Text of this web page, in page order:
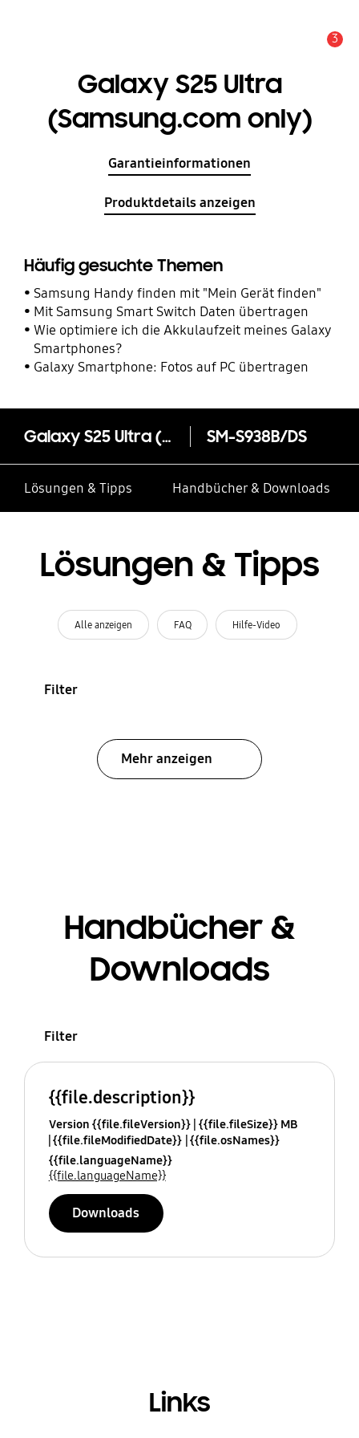
3
Galaxy S25 Ultra
(Samsung.com only)
Garantieinformationen
Produktdetails anzeigen
Häufig gesuchte Themen
Samsung Handy finden mit "Mein Gerät finden"
Mit Samsung Smart Switch Daten übertragen
Wie optimiere ich die Akkulaufzeit meines Galaxy
Smartphones?
Galaxy Smartphone: Fotos auf PC übertragen
Galaxy S25 Ultra (Samsung.com only) SM-S938B/DS
Lösungen & Tipps Handbücher & Downloads
Lösungen & Tipps
Alle anzeigen FAQ Hilfe-Video
Filter
Mehr anzeigen
Handbücher &
Downloads
Filter
{{file.description}}
Version {{file.fileVersion}} {{file.fileSize}} MB
{{file.fileModifiedDate}} {{file.osNames}}
{{file.languageName}}
{{file.languageName}}
Downloads
Links